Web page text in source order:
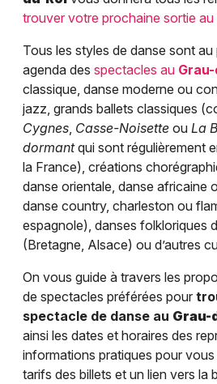
trouver votre prochaine sortie au
Tous les styles de danse sont
agenda des spectacles au
classique, danse moderne ou
jazz, grands ballets classiques
Cygnes, Casse-Noisette ou La
dormantqui sont régulièrement
la France), créations
danse orientale, danse africaine
danse country, charleston ou
espagnole), danses folkloriques
(Bretagne, Alsace) ou d’autres
On vous guide à travers les
de spectacles préférées pour
spectacle de danse au Grau-
ainsi les dates et horaires des
informations pratiques pour vous
tarifs des billets et un lien vers la